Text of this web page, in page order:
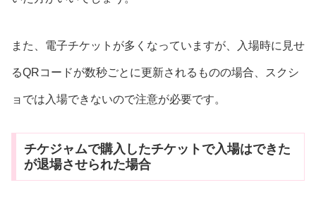
また、電子チケットが多くなっていますが、入場時に見せ
るQRコードが数秒ごとに更新されるものの場合、スクシ
ョでは入場できないので注意が必要です。
チケジャムで購入したチケットで入場はできた
が退場させられた場合